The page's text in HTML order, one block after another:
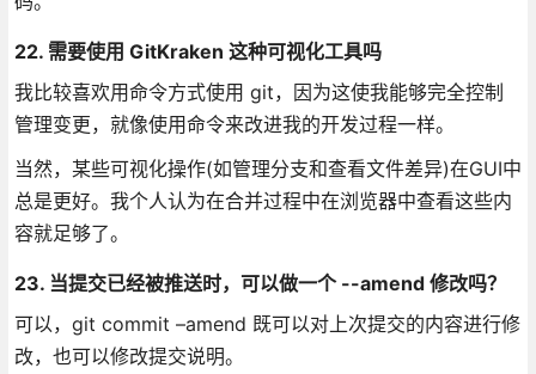
22. 需要使用 GitKraken 这种可视化工具吗
我比较喜欢用命令方式使用 git，因为这使我能够完全控制
管理变更，就像使用命令来改进我的开发过程一样。
当然，某些可视化操作(如管理分支和查看文件差异)在GUI中
总是更好。我个人认为在合并过程中在浏览器中查看这些内
容就足够了。
23. 当提交已经被推送时，可以做一个 --amend 修改吗？
可以，git commit –amend 既可以对上次提交的内容进行修
改，也可以修改提交说明。